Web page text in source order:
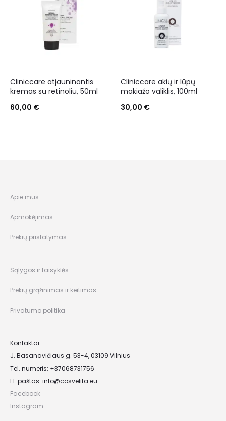
Cliniccare atjauninantis
kremas su retinoliu, 50ml
60,00 €
Cliniccare akių ir lūpų
makiažo valiklis, 100ml
30,00 €
Apie mus
Apmokėjimas
Prekių pristatymas
Sąlygos ir taisyklės
Prekių grąžinimas ir keitimas
Privatumo politika
Kontaktai
J. Basanavičiaus g. 53-4, 03109 Vilnius
Tel. numeris: +37068731756
El. paštas: info@cosvelita.eu
Facebook
Instagram